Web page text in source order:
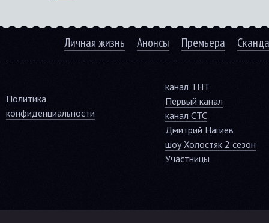
Личная жизнь Анонсы Премьера
Политика
конфиденциальности
канал ТНТ
Первый канал
канал СТС
Дмитрий Нагиев
шоу Холостяк 2 сезон
Участницы